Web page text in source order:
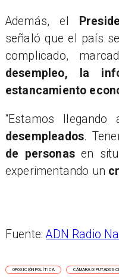
Además, el
señaló que el país
complicado,
desempleo, la
estancamiento
“Estamos
desempleados.
de personas en
experimentando un
Fuente:ADN Radio
OPOSICIÓN POLÍTICA CÁMARA DIPUTADOS